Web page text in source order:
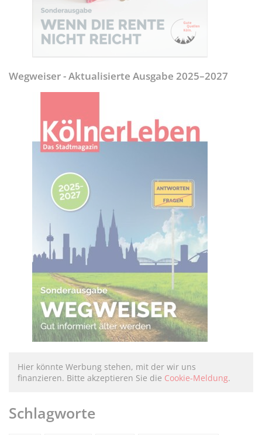
Wegweiser - Aktualisierte Ausgabe 2025–2027
Hier könnte Werbung stehen, mit der wir uns
finanzieren. Bitte akzeptieren Sie die Cookie-Meldung.
Schlagworte